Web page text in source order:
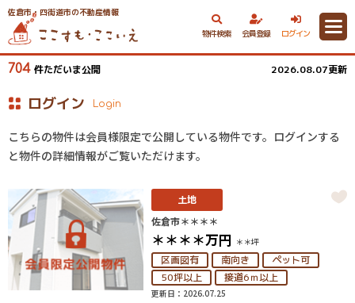
佐倉市・四街道市の不動産情報
物件検索
会員登録 ログイン
704 件ただいま公開 2026.08.07更新
ログイン Login
こちらの物件は会員様限定で公開している物件です。ログインする
と物件の詳細情報がご覧いただけます。
土地
佐倉市＊＊＊＊
＊＊＊＊万円 ＊＊坪
区画図有 南向き
ペット可
50坪以上
接道6ｍ以上
更新日：2026.07.25